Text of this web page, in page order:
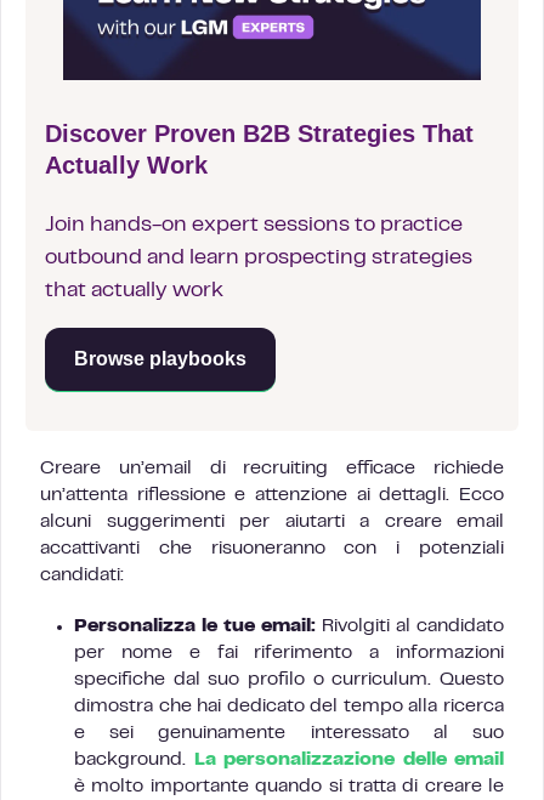
Discover Proven B2B Strategies That
Actually Work
Join hands-on expert sessions to practice
outbound and learn prospecting strategies
that actually work
Browse playbooks
Creare un’email di recruiting efficace richiede
un’attenta riflessione e attenzione ai dettagli. Ecco
alcuni suggerimenti per aiutarti a creare email
accattivanti che risuoneranno con i potenziali
candidati:
Personalizza le tue email: Rivolgiti al candidato
per nome e fai riferimento a informazioni
specifiche dal suo profilo o curriculum. Questo
dimostra che hai dedicato del tempo alla ricerca
e sei genuinamente interessato al suo
background.
La personalizzazione delle email
è molto importante quando si tratta di creare le